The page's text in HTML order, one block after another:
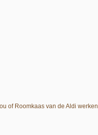
of Roomkaas van de Aldi